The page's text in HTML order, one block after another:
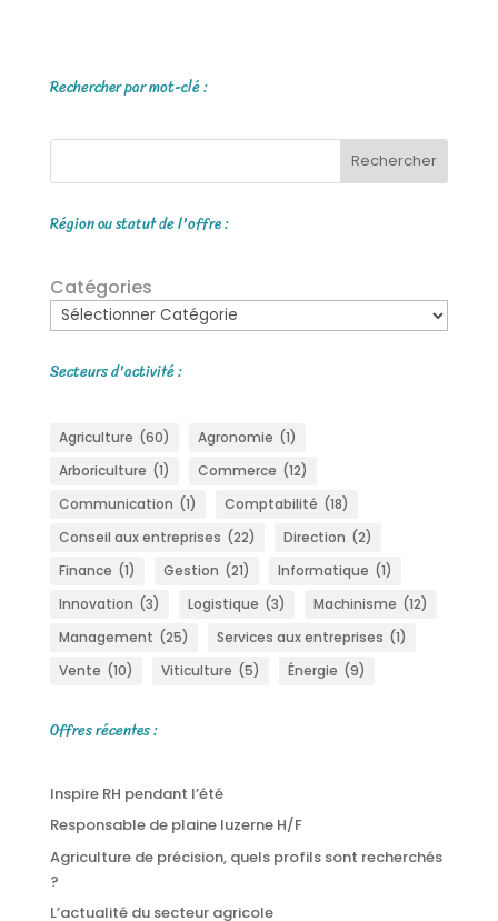
Rechercher par mot-clé :
Rechercher
Région ou statut de l'offre :
Catégories
Secteurs d'activité :
Agriculture (60) Agronomie (1)
Arboriculture (1) Commerce (12)
Communication (1) Comptabilité (18)
Conseil aux entreprises (22) Direction (2)
Finance (1) Gestion (21) Informatique (1)
Innovation (3) Logistique (3) Machinisme (12)
Management (25) Services aux entreprises (1)
Vente (10) Viticulture (5) Énergie (9)
Offres récentes :
Inspire RH pendant l’été
Responsable de plaine luzerne H/F
Agriculture de précision, quels profils sont recherchés
?
L’actualité du secteur agricole